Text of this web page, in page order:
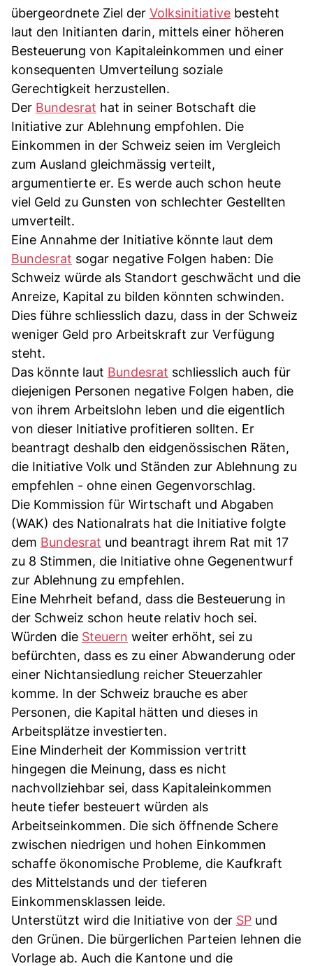
übergeordnete Ziel der Volksinitiative besteht
laut den Initianten darin, mittels einer höheren
Besteuerung von Kapitaleinkommen und einer
konsequenten Umverteilung soziale
Gerechtigkeit herzustellen.
Der Bundesrat hat in seiner Botschaft die
Initiative zur Ablehnung empfohlen. Die
Einkommen in der Schweiz seien im Vergleich
zum Ausland gleichmässig verteilt,
argumentierte er. Es werde auch schon heute
viel Geld zu Gunsten von schlechter Gestellten
umverteilt.
Eine Annahme der Initiative könnte laut dem
Bundesrat sogar negative Folgen haben: Die
Schweiz würde als Standort geschwächt und die
Anreize, Kapital zu bilden könnten schwinden.
Dies führe schliesslich dazu, dass in der Schweiz
weniger Geld pro Arbeitskraft zur Verfügung
steht.
Das könnte laut Bundesrat schliesslich auch für
diejenigen Personen negative Folgen haben, die
von ihrem Arbeitslohn leben und die eigentlich
von dieser Initiative profitieren sollten. Er
beantragt deshalb den eidgenössischen Räten,
die Initiative Volk und Ständen zur Ablehnung zu
empfehlen - ohne einen Gegenvorschlag.
Die Kommission für Wirtschaft und Abgaben
(WAK) des Nationalrats hat die Initiative folgte
dem Bundesrat und beantragt ihrem Rat mit 17
zu 8 Stimmen, die Initiative ohne Gegenentwurf
zur Ablehnung zu empfehlen.
Eine Mehrheit befand, dass die Besteuerung in
der Schweiz schon heute relativ hoch sei.
Würden die Steuern weiter erhöht, sei zu
befürchten, dass es zu einer Abwanderung oder
einer Nichtansiedlung reicher Steuerzahler
komme. In der Schweiz brauche es aber
Personen, die Kapital hätten und dieses in
Arbeitsplätze investierten.
Eine Minderheit der Kommission vertritt
hingegen die Meinung, dass es nicht
nachvollziehbar sei, dass Kapitaleinkommen
heute tiefer besteuert würden als
Arbeitseinkommen. Die sich öffnende Schere
zwischen niedrigen und hohen Einkommen
schaffe ökonomische Probleme, die Kaufkraft
des Mittelstands und der tieferen
Einkommensklassen leide.
Unterstützt wird die Initiative von der SP und
den Grünen. Die bürgerlichen Parteien lehnen die
Vorlage ab. Auch die Kantone und die